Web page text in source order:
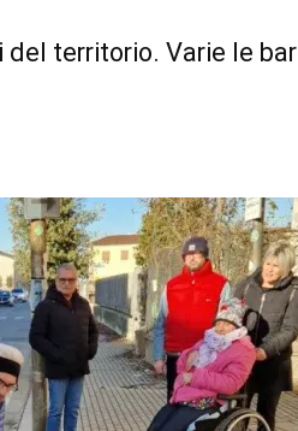
territorio. Varie le